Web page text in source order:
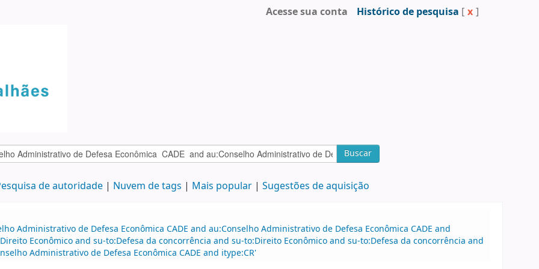
Acesse sua conta Histórico de pesquisa [ x ]
Buscar
de autoridade Nuvem de tags Mais popular Sugestões de aquisição
Administrativo de Defesa Econômica CADE and au:Conselho Administrativo de Defesa Econômica CADE and
Econômico and su-to:Defesa da concorrência and su-to:Direito Econômico and su-to:Defesa da concorrência and
Administrativo de Defesa Econômica CADE and itype:CR'